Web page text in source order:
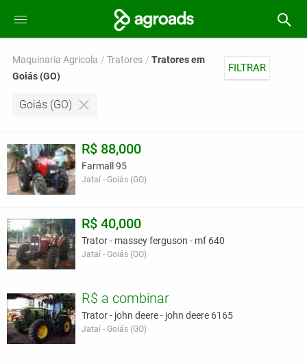
Maquinaria Agrícola Tratores
Tratores em
Goiás (GO)
FILTRAR
Goiás (GO)
R$ 88,000
Farmall 95
Jataí - Goiás (GO)
R$ 40,000
Trator - massey ferguson - mf 640
Jataí - Goiás (GO)
R$ a combinar
Trator - john deere - john deere 6165
Jataí - Goiás (GO)